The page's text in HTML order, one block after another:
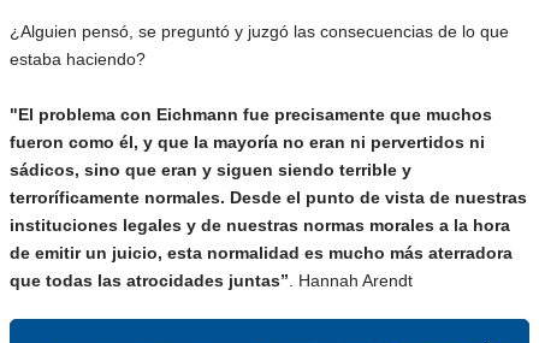
¿Alguien pensó, se preguntó y juzgó las consecuencias de lo que
estaba haciendo?
"El problema con Eichmann fue precisamente que muchos
fueron como él, y que la mayoría no eran ni pervertidos ni
sádicos, sino que eran y siguen siendo terrible y
terroríficamente normales. Desde el punto de vista de nuestras
instituciones legales y de nuestras normas morales a la hora
de emitir un juicio, esta normalidad es mucho más aterradora
que todas las atrocidades juntas” . Hannah Arendt